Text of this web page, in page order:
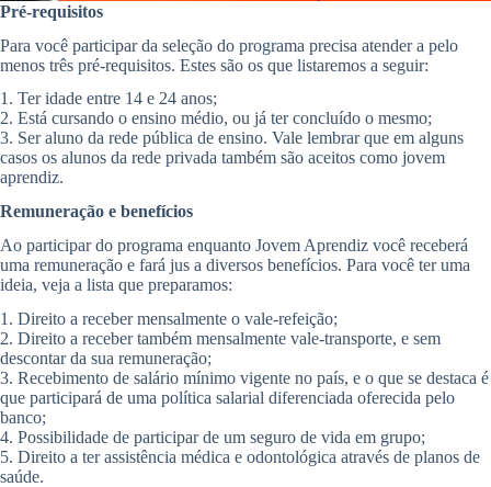
Pré-requisitos
Para você participar da seleção do programa precisa atender a pelo
menos três pré-requisitos. Estes são os que listaremos a seguir:
1. Ter idade entre 14 e 24 anos;
2. Está cursando o ensino médio, ou já ter concluído o mesmo;
3. Ser aluno da rede pública de ensino. Vale lembrar que em alguns
casos os alunos da rede privada também são aceitos como jovem
aprendiz.
Remuneração e benefícios
Ao participar do programa enquanto Jovem Aprendiz você receberá
uma remuneração e fará jus a diversos benefícios. Para você ter uma
ideia, veja a lista que preparamos:
1. Direito a receber mensalmente o vale-refeição;
2. Direito a receber também mensalmente vale-transporte, e sem
descontar da sua remuneração;
3. Recebimento de salário mínimo vigente no país, e o que se destaca é
que participará de uma política salarial diferenciada oferecida pelo
banco;
4. Possibilidade de participar de um seguro de vida em grupo;
5. Direito a ter assistência médica e odontológica através de planos de
saúde.